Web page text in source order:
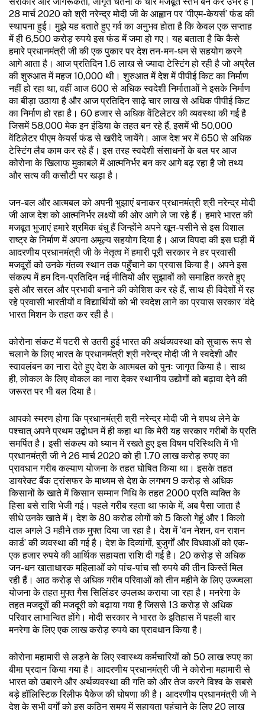
28 मार्च 2020 को श्री नरेन्द्र मोदी जी के आह्वान पर ‘पीएम-केयर्स’ फंड की
स्थापना हुई। मुझे यह बताते हुए गर्व का अनुभव होता है कि केवल एक सप्ताह
में ही 6,500 करोड़ रुपये इस फंड में जमा हो गए। यह बताता है कि कैसे
हमारे प्रधानमंत्री जी की एक पुकार पर देश तन-मन-धन से सहयोग करने
आगे आता है। आज प्रतिदिन 1.6 लाख से ज्यादा टेस्टिंग हो रही है जो अप्रैल
की शुरुआत में महज 10,000 थी। शुरुआत में देश में पीपीई किट का निर्माण
नहीं हो रहा था, वहीं आज 600 से अधिक स्वदेशी निर्माताओं ने इसके निर्माण
का बीड़ा उठाया है और आज प्रतिदिन साढ़े चार लाख से अधिक पीपीई किट
का निर्माण हो रहा है। 60 हजार से अधिक वेंटिलेटर की व्यवस्था की गई है
जिसमें 58,000 मेक इन इंडिया के तहत बन रहे हैं, इसमें भी 50,000
वेंटिलेटर पीएम केयर्स फंड से खरीदे जायेंगे। आज देश भर में 650 से अधिक
टेस्टिंग लैब काम कर रहे हैं। इस तरह स्वदेशी संसाधनों के बल पर आज
कोरोना के खिलाफ मुकाबले में आत्मनिर्भर बन कर आगे बढ़ रहा है जो तथ्य
और सत्य की कसौटी पर खड़ा है।
जन-बल और आत्मबल को अपनी भुझाएं बनाकर प्रधानमंत्री श्री नरेन्द्र मोदी
जी आज देश को आत्मनिर्भर लक्ष्यों की ओर आगे ले जा रहे हैं। हमारे भारत की
मजबूत भुजाएं हमारे श्रमिक बंधु हैं जिन्होंने अपने खून-पसीने से इस विशाल
राष्ट्र के निर्माण में अपना अमूल्य सहयोग दिया है। आज विपदा की इस घड़ी में
आदरणीय प्रधानमंत्री जी के नेतृत्व में हमारी पूरी सरकार ने हर प्रवासी
मजदूरों को उनके गंतव्य स्थान तक पहुँचाने का प्रयास किया है। अपने इस
संकल्प में हम दिन-प्रतिदिन नई नीतियों और सुझावों को समाहित करते हुए
इसे और सरल और प्रभावी बनाने की कोशिश कर रहे हैं, साथ ही विदेशों में रह
रहे प्रवासी भारतीयों व विद्यार्थियों को भी स्वदेश लाने का प्रयास सरकार ‘वंदे
भारत मिशन के तहत कर रही है।
कोरोना संकट में पटरी से उतरी हुई भारत की अर्थव्यवस्था को सुचारू रूप से
चलाने के लिए भारत के प्रधानमंत्री श्री नरेन्द्र मोदी जी ने स्वदेशी और
स्वावलंबन का नारा देते हुए देश के आत्मबल को पुनः जागृत किया है। साथ
ही, लोकल के लिए वोकल का नारा देकर स्थानीय उद्योगों को बढ़ावा देने की
जरूरत पर भी बल दिया है।
आपको स्मरण होगा कि प्रधानमंत्री श्री नरेन्द्र मोदी जी ने शपथ लेने के
पश्चात् अपने प्रथम उद्बोधन में ही कहा था कि मेरी यह सरकार गरीबों के प्रति
समर्पित है। इसी संकल्प को ध्यान में रखते हुए इस विषम परिस्थिति में भी
प्रधानमंत्री जी ने 26 मार्च 2020 को ही 1.70 लाख करोड़ रुपए का
प्रावधान गरीब कल्याण योजना के तहत घोषित किया था। इसके तहत
डायरेक्ट बैंक ट्रांसफर के माध्यम से देश के लगभग 9 करोड़ से अधिक
किसानों के खाते में किसान सम्मान निधि के तहत ₹2000 प्रति व्यक्ति के
हिसा बसे राशि भेजी गई। पहले गरीब रहता था फाके में, अब पैसा जाता है
सीधे उनके खाते में। देश के 80 करोड लोगों को 5 किलो गेहूं और 1 किलो
दाल अगले 3 महीने तक मुफ्त दिया जा रहा है। देश में ‘वन नेशन, वन राशन
कार्ड’ की व्यवस्था की गई है। देश के दिव्यांगों, बुजुर्गों और विधवाओं को एक-
एक हजार रुपये की आर्थिक सहायता राशि दी गई है। 20 करोड़ से अधिक
जन-धन खाताधारक महिलाओं को पांच-पांच सौ रुपये की तीन किस्तें मिल
रही हैं। आठ करोड़ से अधिक गरीब परिवाओं को तीन महीने के लिए उज्ज्वला
योजना के तहत मुफ्त गैस सिलिंडर उपलब्ध कराया जा रहा है। मनरेगा के
तहत मजदूरों की मजदूरी को बढ़ाया गया है जिससे 13 करोड़ से अधिक
परिवार लाभान्वित होंगे। मोदी सरकार ने भारत के इतिहास में पहली बार
मनरेगा के लिए एक लाख करोड़ रुपये का प्रावधान किया है।
कोरोना महामारी से लड़ने के लिए स्वास्थ्य कर्मचारियों को 50 लाख रुपए का
बीमा प्रदान किया गया है। आदरणीय प्रधानमंत्री जी ने कोरोना महामारी से
भारत को उबारने और अर्थव्यवस्था की गति को और तेज करने विश्व के सबसे
बड़े हॉलिस्टिक रिलीफ पैकेज की घोषणा की है। आदरणीय प्रधानमंत्री जी ने
देश के सभी वर्गों को इस कठिन समय में सहायता पहुंचाने के लिए 20 लाख